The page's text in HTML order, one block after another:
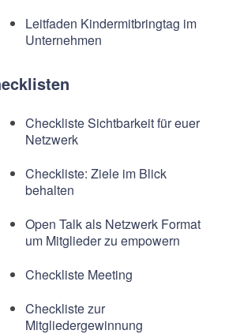
Leitfaden Kindermitbringtag im
Unternehmen
Checkliste Sichtbarkeit für euer
Netzwerk
Checkliste: Ziele im Blick
behalten
Open Talk als Netzwerk Format
um Mitglieder zu empowern
Checkliste Meeting
Checkliste zur
Mitgliedergewinnung